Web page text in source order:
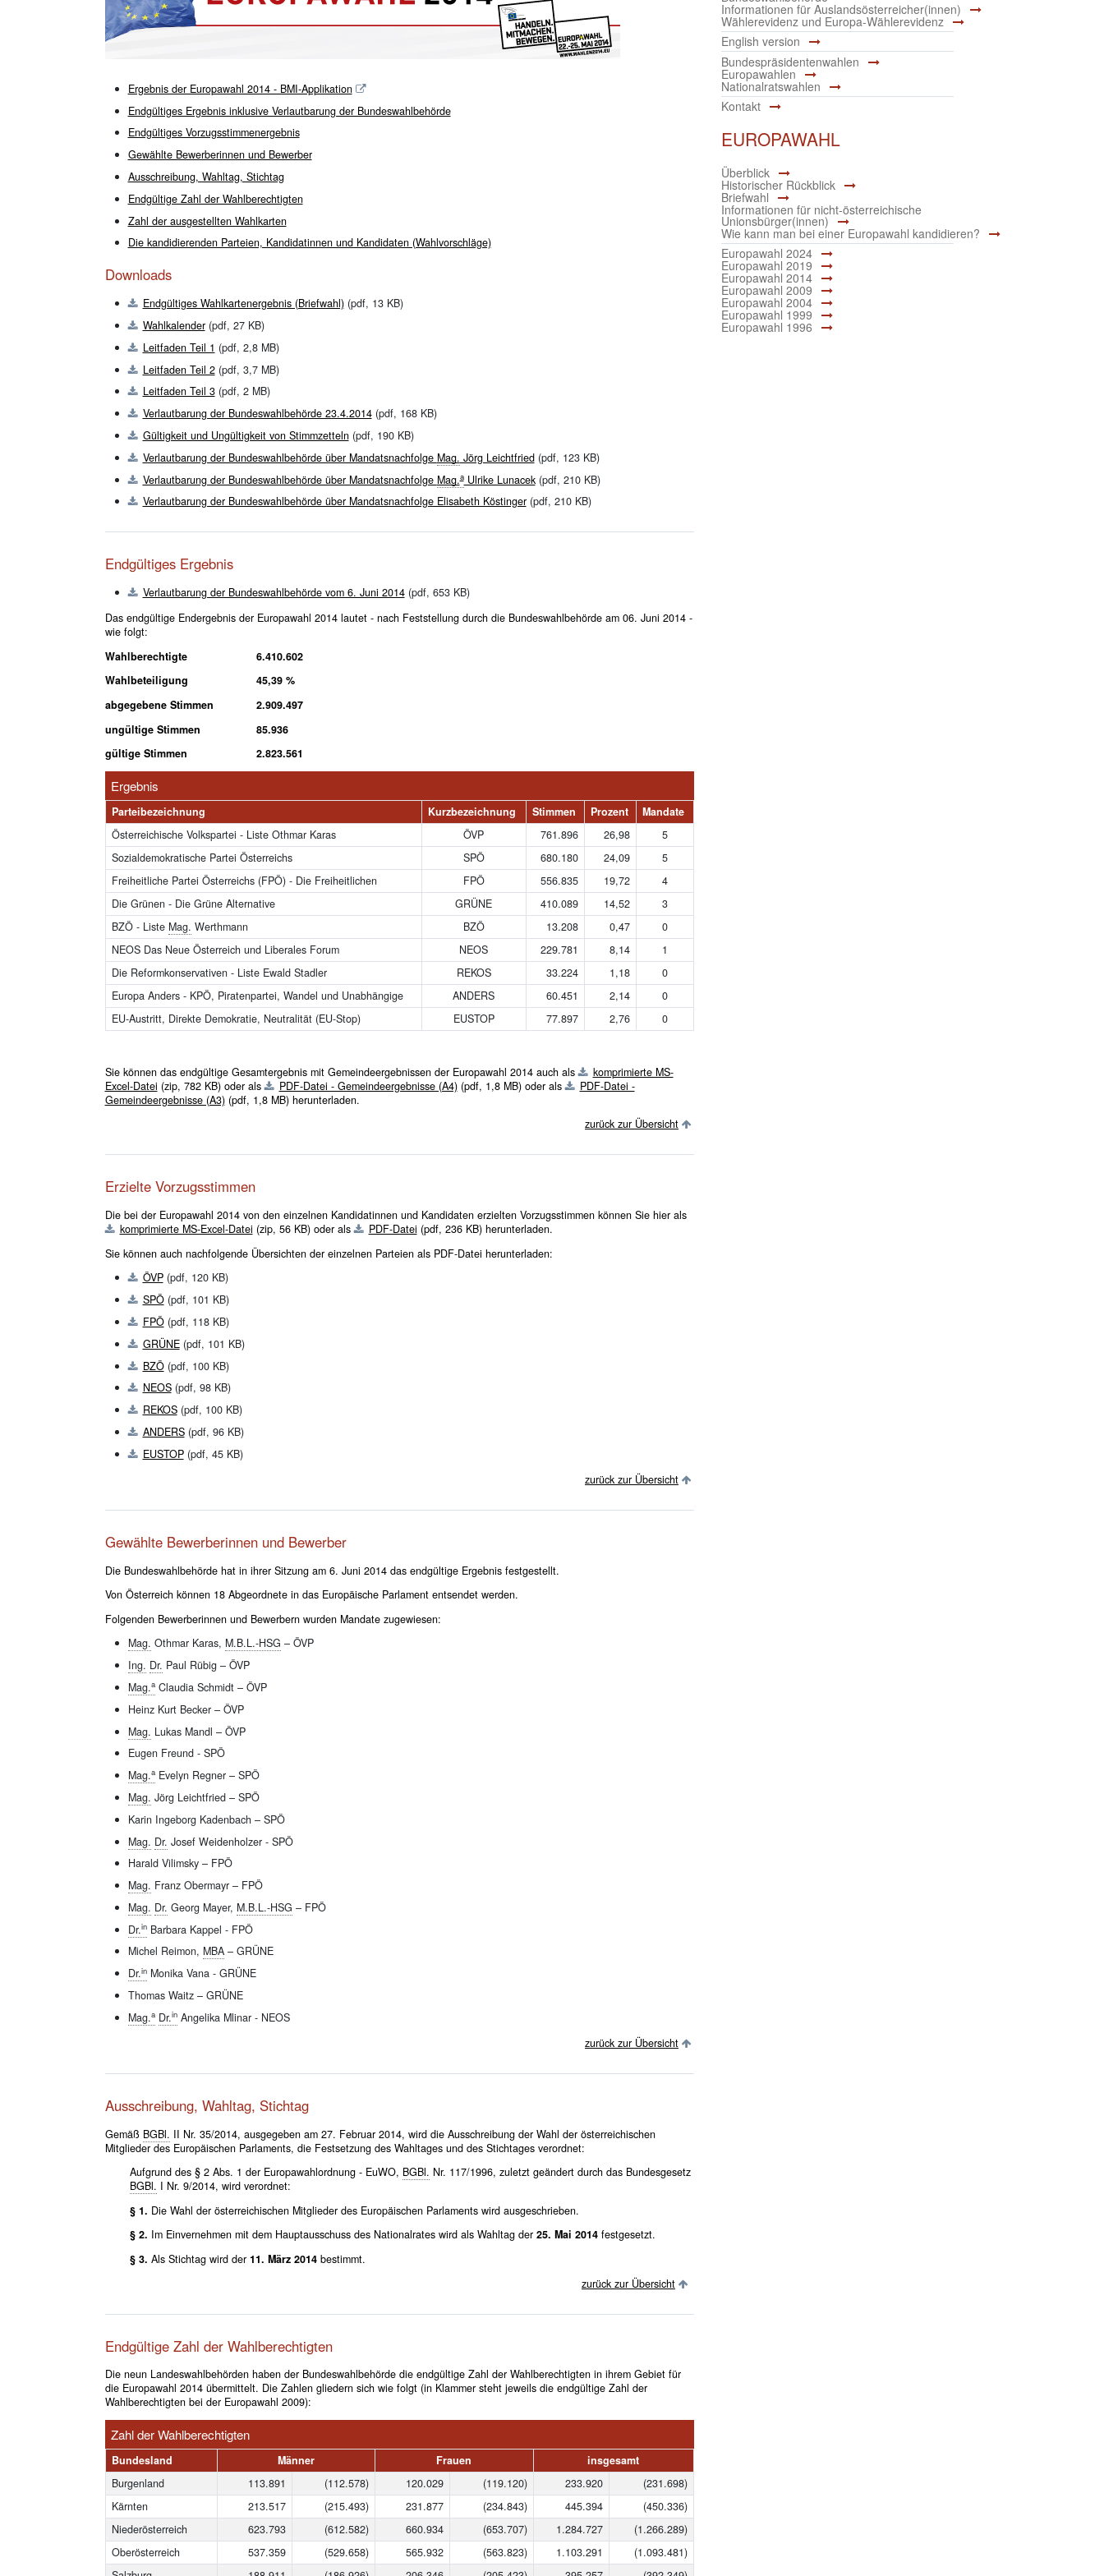
Ergebnis der Europawahl 2014 - BMI-Applikation
Endgültiges Ergebnis inklusive Verlautbarung der Bundeswahlbehörde
Endgültiges Vorzugsstimmenergebnis
Gewählte Bewerberinnen und Bewerber
Ausschreibung, Wahltag, Stichtag
Endgültige Zahl der Wahlberechtigten
Zahl der ausgestellten Wahlkarten
Die kandidierenden Parteien, Kandidatinnen und Kandidaten (Wahlvorschläge)
Downloads
Endgültiges Wahlkartenergebnis (Briefwahl)(pdf, 13 KB)
Wahlkalender(pdf, 27 KB)
Leitfaden Teil 1 (pdf, 2,8 MB)
Leitfaden Teil 2(pdf, 3,7 MB)
Leitfaden Teil 3(pdf, 2 MB)
Verlautbarung der Bundeswahlbehörde 23.4.2014(pdf, 168 KB)
Gültigkeit und Ungültigkeit von Stimmzetteln(pdf, 190 KB)
Verlautbarung der Bundeswahlbehörde über Mandatsnachfolge Mag. Jörg Leichtfried(pdf, 123 KB)
Verlautbarung der Bundeswahlbehörde über Mandatsnachfolge Mag.aUlrike Lunacek(pdf, 210 KB)
Verlautbarung der Bundeswahlbehörde über Mandatsnachfolge Elisabeth Köstinger(pdf, 210 KB)
Endgültiges Ergebnis
Verlautbarung der Bundeswahlbehörde vom 6. Juni 2014(pdf, 653 KB)
Das endgültige Endergebnis der Europawahl 2014 lautet - nach Feststellung durch die Bundeswahlbehörde am 06. Juni 2014 -
wie folgt:
Wahlberechtigte
6.410.602
Wahlbeteiligung
45,39 %
abgegebene Stimmen
2.909.497
ungültige Stimmen
85.936
gültige Stimmen
2.823.561
Ergebnis
Parteibezeichnung Kurzbezeichnung Stimmen Prozent
Mandate
Österreichische Volkspartei - Liste Othmar Karas
ÖVP 761.896 26,98
5
Sozialdemokratische Partei Österreichs
SPÖ 680.180 24,09
5
Freiheitliche Partei Österreichs (FPÖ) - Die Freiheitlichen
FPÖ 556.835 19,72
4
Die Grünen - Die Grüne Alternative
GRÜNE 410.089 14,52
3
BZÖ - Liste Mag. Werthmann BZÖ 13.208 0,47
0
NEOS Das Neue Österreich und Liberales Forum
NEOS 229.781 8,14
1
Die Reformkonservativen - Liste Ewald Stadler
REKOS 33.224 1,18
0
Europa Anders - KPÖ, Piratenpartei, Wandel und Unabhängige
ANDERS 60.451 2,14
0
EU-Austritt, Direkte Demokratie, Neutralität (EU-Stop)
EUSTOP 77.897 2,76 0
Sie können das endgültige Gesamtergebnis mit Gemeindeergebnissen der Europawahl 2014 auch als
komprimierte MS-
Excel-Datei (zip, 782 KB)oder als PDF-Datei - Gemeindeergebnisse (A4)(pdf, 1,8 MB)oder als
PDF-Datei -
Gemeindeergebnisse (A3)(pdf, 1,8 MB)herunterladen.
zurück zur Übersicht
Erzielte Vorzugsstimmen
Die bei der Europawahl 2014 von den einzelnen Kandidatinnen und Kandidaten erzielten Vorzugsstimmen können Sie hier als
komprimierte MS-Excel-Datei (zip, 56 KB)oder als PDF-Datei (pdf, 236 KB)herunterladen.
Sie können auch nachfolgende Übersichten der einzelnen Parteien als PDF-Datei herunterladen:
ÖVP(pdf, 120 KB)
SPÖ(pdf, 101 KB)
FPÖ(pdf, 118 KB)
GRÜNE(pdf, 101 KB)
BZÖ(pdf, 100 KB)
NEOS(pdf, 98 KB)
REKOS(pdf, 100 KB)
ANDERS(pdf, 96 KB)
EUSTOP(pdf, 45 KB)
zurück zur Übersicht
Gewählte Bewerberinnen und Bewerber
Die Bundeswahlbehörde hat in ihrer Sitzung am 6. Juni 2014 das endgültige Ergebnis festgestellt.
Von Österreich können 18 Abgeordnete in das Europäische Parlament entsendet werden.
Folgenden Bewerberinnen und Bewerbern wurden Mandate zugewiesen:
Mag. Othmar Karas, M.B.L.-HSG – ÖVP
Ing. Dr. Paul Rübig – ÖVP
Mag.aClaudia Schmidt – ÖVP
Heinz Kurt Becker – ÖVP
Mag. Lukas Mandl – ÖVP
Eugen Freund - SPÖ
Mag.aEvelyn Regner – SPÖ
Mag. Jörg Leichtfried – SPÖ
Karin Ingeborg Kadenbach – SPÖ
Mag. Dr. Josef Weidenholzer - SPÖ
Harald Vilimsky – FPÖ
Mag. Franz Obermayr – FPÖ
Mag. Dr. Georg Mayer, M.B.L.-HSG – FPÖ
Dr.inBarbara Kappel - FPÖ
Michel Reimon, MBA– GRÜNE
Dr.inMonika Vana - GRÜNE
Thomas Waitz – GRÜNE
Mag.a Dr.inAngelika Mlinar - NEOS
zurück zur Übersicht
Ausschreibung, Wahltag, Stichtag
Gemäß BGBl. II Nr. 35/2014, ausgegeben am 27. Februar 2014, wird die Ausschreibung der Wahl der österreichischen
Mitglieder des Europäischen Parlaments, die Festsetzung des Wahltages und des Stichtages verordnet:
Aufgrund des § 2 Abs. 1 der Europawahlordnung - EuWO, BGBl. Nr. 117/1996, zuletzt geändert durch das Bundesgesetz
BGBl. I Nr. 9/2014, wird verordnet:
§ 1. Die Wahl der österreichischen Mitglieder des Europäischen Parlaments wird ausgeschrieben.
§ 2. Im Einvernehmen mit dem Hauptausschuss des Nationalrates wird als Wahltag der 25. Mai 2014festgesetzt.
§ 3. Als Stichtag wird der 11. März 2014bestimmt.
zurück zur Übersicht
Endgültige Zahl der Wahlberechtigten
Die neun Landeswahlbehörden haben der Bundeswahlbehörde die endgültige Zahl der Wahlberechtigten in ihrem Gebiet für
die Europawahl 2014 übermittelt. Die Zahlen gliedern sich wie folgt (in Klammer steht jeweils die endgültige Zahl der
Wahlberechtigten bei der Europawahl 2009):
Zahl der Wahlberechtigten
Bundesland Männer Frauen
insgesamt
Burgenland
113.891 (112.578) 120.029 (119.120) 233.920
(231.698)
Kärnten
213.517 (215.493) 231.877 (234.843) 445.394
(450.336)
Niederösterreich
623.793 (612.582) 660.934 (653.707) 1.284.727
(1.266.289)
Oberösterreich
537.359 (529.658) 565.932 (563.823) 1.103.291
(1.093.481)
Informationen für Auslandsösterreicher(innen)
Wählerevidenz und Europa-Wählerevidenz
English version
Bundespräsidentenwahlen
Europawahlen
Nationalratswahlen
Kontakt
EUROPAWAHL
Überblick
Historischer Rückblick
Briefwahl
Informationen für nicht-österreichische
Unionsbürger(innen)
Wie kann man bei einer Europawahl kandidieren?
Europawahl 2024
Europawahl 2019
Europawahl 2014
Europawahl 2009
Europawahl 2004
Europawahl 1999
Europawahl 1996